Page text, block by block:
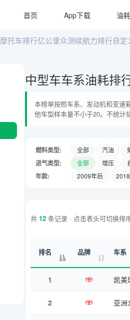
首页 App下载 油
摩托车排行亿公里众测续航力排行自
中型车车系油耗排
本榜单按照车系、发动机和变速
他车型样本量不小于20。不统计
燃料类型: 全部 汽油
进气类型: 全部 增压
年款: 2009年后
共 12 条记录 · 点击表头可切换排
排名 品牌 车系
1 凯美
2 亚洲